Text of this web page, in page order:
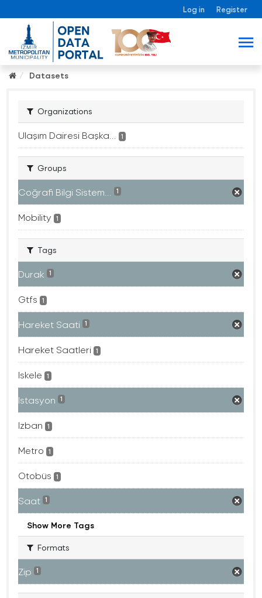
Log in Register
Datasets
Organizations
Ulaşım Dairesi Başka... 1
Groups
Coğrafi Bilgi Sistem... 1
Mobility 1
Tags
Durak 1
Gtfs 1
Hareket Saati 1
Hareket Saatleri 1
Iskele 1
Istasyon 1
Izban 1
Metro 1
Otobüs 1
Saat 1
Show More Tags
Formats
Zip 1